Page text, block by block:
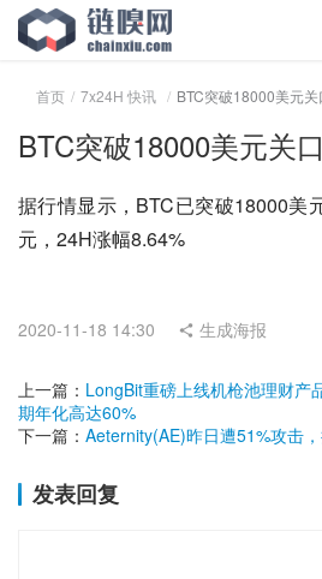
首页 7x24H 快讯 BTC突破18000美元关
BTC突破18000美元关口
据行情显示，BTC已突破18000美
元，24H涨幅8.64%
2020-11-18 14:30 生成海报
上一篇： LongBit重磅上线机枪池理财产
期年化高达60%
下一篇： Aeternity(AE)昨日遭51%攻击
发表回复